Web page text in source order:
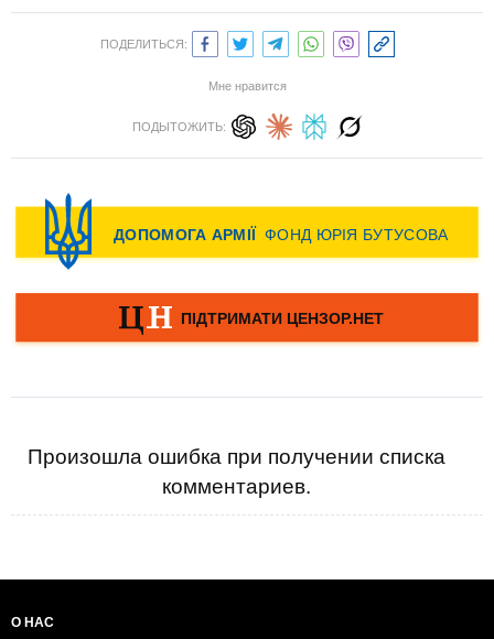
ПОДЕЛИТЬСЯ:
Мне нравится
ПОДЫТОЖИТЬ:
Произошла ошибка при получении списка
комментариев.
О НАС